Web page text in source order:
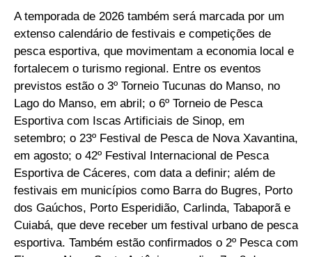
A temporada de 2026 também será marcada por um
extenso calendário de festivais e competições de
pesca esportiva, que movimentam a economia local e
fortalecem o turismo regional. Entre os eventos
previstos estão o 3º Torneio Tucunas do Manso, no
Lago do Manso, em abril; o 6º Torneio de Pesca
Esportiva com Iscas Artificiais de Sinop, em
setembro; o 23º Festival de Pesca de Nova Xavantina,
em agosto; o 42º Festival Internacional de Pesca
Esportiva de Cáceres, com data a definir; além de
festivais em municípios como Barra do Bugres, Porto
dos Gaúchos, Porto Esperidião, Carlinda, Tabaporã e
Cuiabá, que deve receber um festival urbano de pesca
esportiva. Também estão confirmados o 2º Pesca com